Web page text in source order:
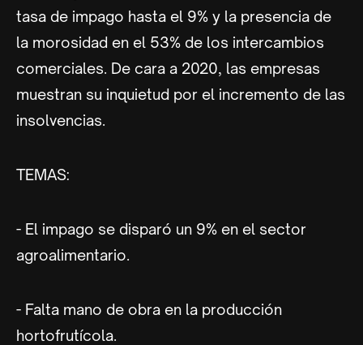
tasa de impago hasta el 9% y la presencia de
la morosidad en el 53% de los intercambios
comerciales. De cara a 2020, las empresas
muestran su inquietud por el incremento de las
insolvencias.
TEMAS:
- El impago se disparó un 9% en el sector
agroalimentario.
- Falta mano de obra en la producción
hortofrutícola.